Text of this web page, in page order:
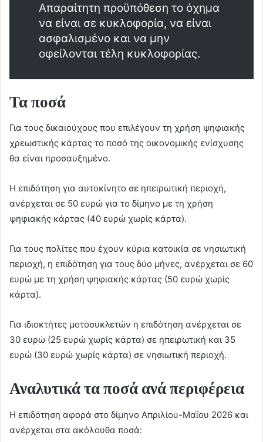
Απαραίτητη προϋπόθεση το όχημα
να είναι σε κυκλοφορία, να είναι
ασφαλισμένο και να μην
οφείλονται τέλη κυκλοφορίας.
Τα ποσά
Για τους δικαιούχους που επιλέγουν τη χρήση ψηφιακής
χρεωστικής κάρτας το ποσό της οικονομικής ενίσχυσης
θα είναι προσαυξημένο.
Η επιδότηση για αυτοκίνητο σε ηπειρωτική περιοχή,
ανέρχεται σε 50 ευρώ για το δίμηνο με τη χρήση
ψηφιακής κάρτας (40 ευρώ χωρίς κάρτα).
Για τους πολίτες που έχουν κύρια κατοικία σε νησιωτική
περιοχή, η επιδότηση για τους δύο μήνες, ανέρχεται σε 60
ευρώ με τη χρήση ψηφιακής κάρτας (50 ευρώ χωρίς
κάρτα).
Για ιδιοκτήτες μοτοσυκλετών η επιδότηση ανέρχεται σε
30 ευρώ (25 ευρώ χωρίς κάρτα) σε ηπειρωτική και 35
ευρώ (30 ευρώ χωρίς κάρτα) σε νησιωτική περιοχή.
Αναλυτικά τα ποσά ανά περιφέρεια
Η επιδότηση αφορά στο δίμηνο Απριλίου-Μαΐου 2026 και
ανέρχεται στα ακόλουθα ποσά: